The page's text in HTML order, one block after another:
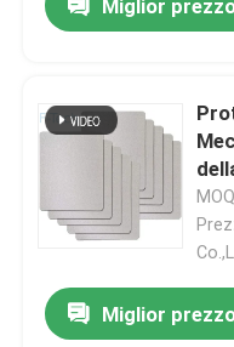
Miglior
Miglior